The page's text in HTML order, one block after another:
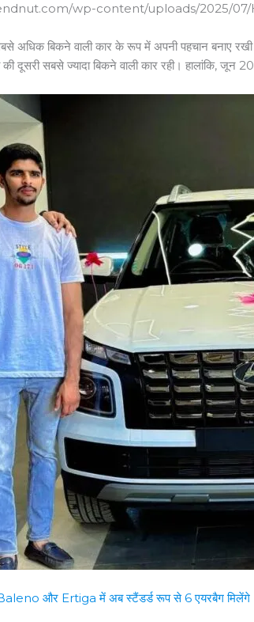
wp-content/uploads/2025/07/
अधिक बिकने वाली कार के रूप में अपनी पहचान बनाए
की दूसरी सबसे ज्यादा बिकने वाली कार रही।
और Ertiga में अब स्टैंडर्ड रूप से 6 एयरबैग मिलेंगे